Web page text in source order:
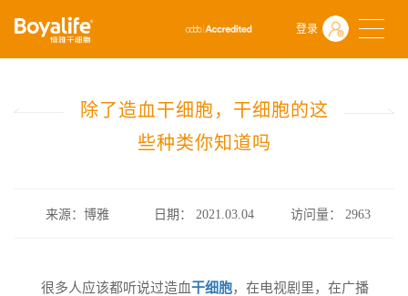
登录
首页 什么是干细胞
前沿动态
除了造血干细胞，干细胞的这些种类你知道吗
除了造血干细胞，干细胞的这
些种类你知道吗
来源：博雅 日期： 2021.03.04 访问量：2963
很多人应该都听说过造血干细胞，在电视剧里，在广播